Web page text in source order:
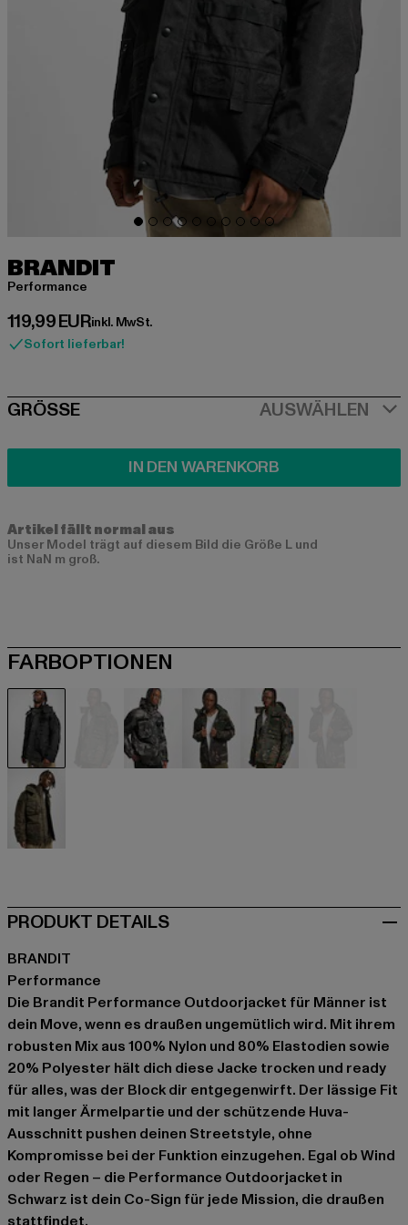
BRANDIT
Performance
119,99 EUR
Derzeitiger Preis: 119,99 EUR
inkl. MwSt.
Sofort lieferbar!
SIZE
GRÖSSE AUSWÄHLEN
IN DEN WARENKORB
Artikel fällt normal aus
Unser Model trägt auf diesem Bild die Größe L und
ist NaN m groß.
FARBOPTIONEN
schwarz
PRODUKT DETAILS
BRANDIT
Performance
Die Brandit Performance Outdoorjacket für Männer ist
dein Move, wenn es draußen ungemütlich wird. Mit ihrem
robusten Mix aus 100% Nylon und 80% Elastodien sowie
20% Polyester hält dich diese Jacke trocken und ready
für alles, was der Block dir entgegenwirft. Der lässige Fit
mit langer Ärmelpartie und der schützende Huva-
Ausschnitt pushen deinen Streetstyle, ohne
Kompromisse bei der Funktion einzugehen. Egal ob Wind
oder Regen – die Performance Outdoorjacket in
Schwarz ist dein Co-Sign für jede Mission, die draußen
stattfindet.